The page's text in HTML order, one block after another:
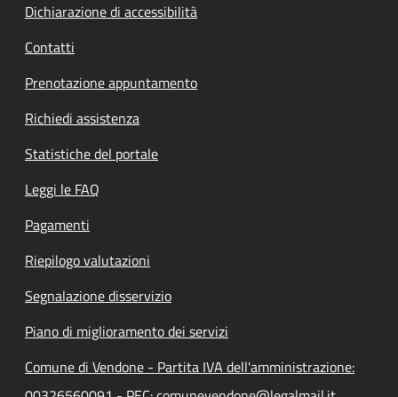
Dichiarazione di accessibilità
Contatti
Prenotazione appuntamento
Richiedi assistenza
Statistiche del portale
Leggi le FAQ
Pagamenti
Riepilogo valutazioni
Segnalazione disservizio
Piano di miglioramento dei servizi
Comune di Vendone - Partita IVA dell'amministrazione: